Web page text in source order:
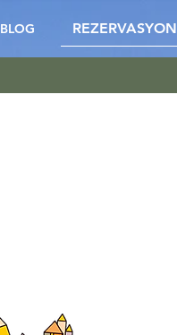
BLOG REZERVASYON